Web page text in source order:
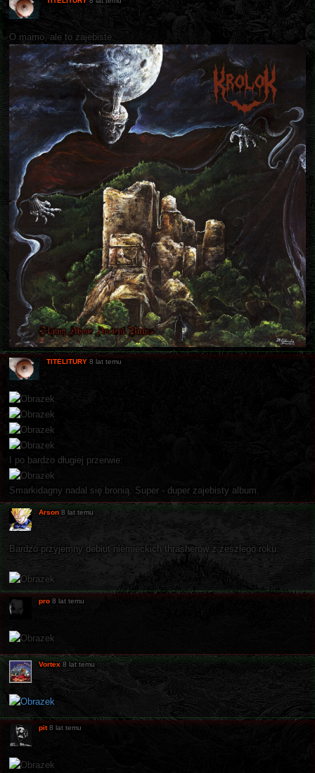
O mamo, ale to zajebiste.
TITELITURY 8 lat temu
I po bardzo długiej przerwie:
Smarkidagny nadal się bronią. Super - duper zajebisty album.
Arson 8 lat temu
Bardzo przyjemny debiut niemieckich thrasherów z zeszłego roku:
pro 8 lat temu
Vortex 8 lat temu
pit 8 lat temu